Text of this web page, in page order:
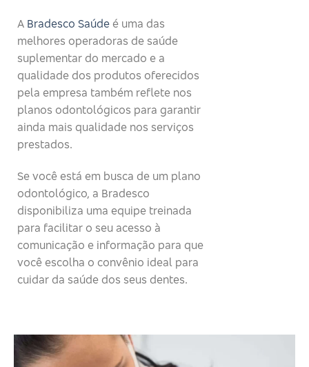
A Bradesco Saúde é uma das
melhores operadoras de saúde
suplementar do mercado e a
qualidade dos produtos oferecidos
pela empresa também reflete nos
planos odontológicos para garantir
ainda mais qualidade nos serviços
prestados.
Se você está em busca de um plano
odontológico, a Bradesco
disponibiliza uma equipe treinada
para facilitar o seu acesso à
comunicação e informação para que
você escolha o convênio ideal para
cuidar da saúde dos seus dentes.